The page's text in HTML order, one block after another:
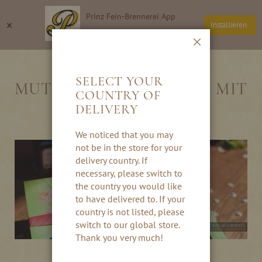
× Prinz Fein-Brennerei App
Installieren
Inhalt
Suche
BESONDERES ZUM
MUTTERTAG SCHENKEN MIT
PRINZ
SELECT YOUR
COUNTRY OF
DELIVERY
We noticed that you may
not be in the store for your
delivery country. If
necessary, please switch to
the country you would like
to have delivered to. If your
country is not listed, please
switch to our global store.
Thank you very much!